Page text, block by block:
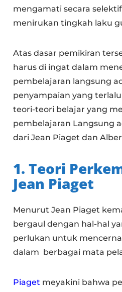
mengamati secara
menirukan tingkah laku
Atas dasar pemikiran
harus di ingat dalam
pembelajaran langsung
penyampaian yang
teori-teori belajar yang
pembelajaran Langsung
dari Jean Piaget dan
1. Teori
Jean Piaget
Menurut Jean Piaget
bergaul dengan hal-hal
perlukan untuk
dalam berbagai mata
Piaget meyakini bahwa